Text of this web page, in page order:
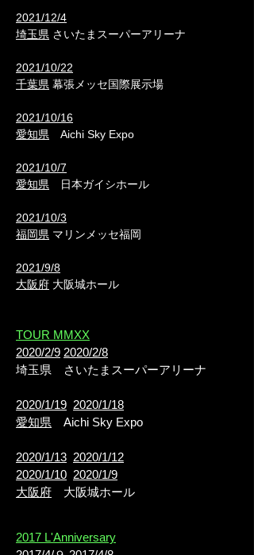
2021/12/4
埼玉県 さいたまスーパーアリーナ
2021/10/22
千葉県 幕張メッセ国際展示場
2021/10/16
愛知県 Aichi Sky Expo
2021/10/7
愛知県 日本ガイシホール
2021/10/3
福岡県 マリンメッセ福岡
2021/9/8
大阪府 大阪城ホール
TOUR MMXX
2020/2/9 2020/2/8
埼玉県 さいたまスーパーアリーナ
2020/1/19 2020/1/18
愛知県 Aichi Sky Expo
2020/1/13 2020/1/12
2020/1/10 2020/1/9
大阪府 大阪城ホール
2017 L'Anniversary